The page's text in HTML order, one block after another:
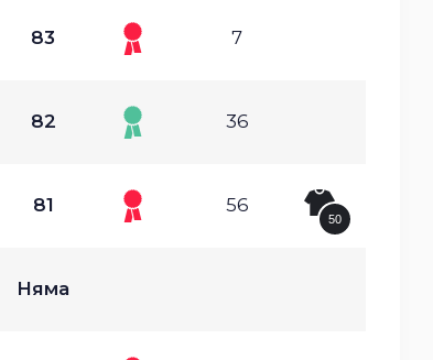
83 7
82 36
81 56
50
Няма